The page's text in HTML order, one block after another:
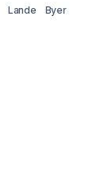
Lande
Byer